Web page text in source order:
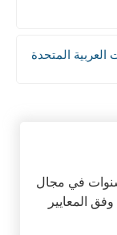
العربية المتحدة
متميز بخبرة تزيد عن 5 سنوات في مجال
وفق المعايير